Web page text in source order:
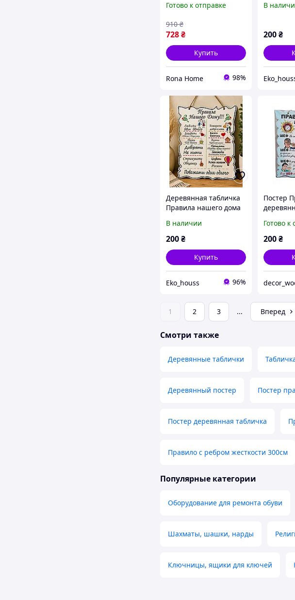
Disfact KS-M1
Готово к отправке
728₴
910 ₴
Купить
Rona Home 98%
24×30 см
В
200₴
Деревянная табличка
Правила нашего дома
В наличии
200₴
Купить
Eko_houss 96%
Постер
Готово к
200₴
1 2 3 ... Вперед
Смотри также
Деревянные таблички
Деревянный постер Постер
Постер деревянная табличка
Правило с ребром жесткости 300см
Популярные категории
Оборудование для ремонта обуви
Шахматы, шашки, нарды
Ключницы, ящики для ключей